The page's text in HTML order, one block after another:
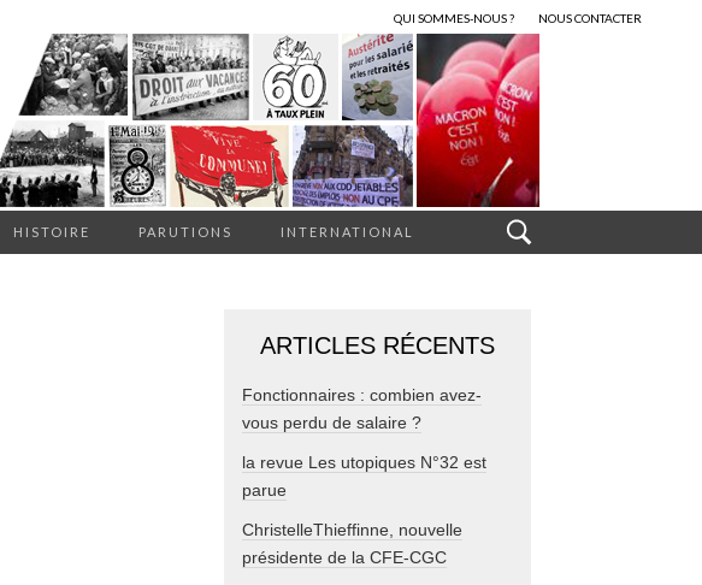
QUI SOMMES-NOUS ? NOUS CONTACTER
HISTOIRE PARUTIONS INTERNATIONAL
ARTICLES RÉCENTS
Fonctionnaires : combien avez-
vous perdu de salaire ?
la revue Les utopiques N°32 est
parue
ChristelleThieffinne, nouvelle
présidente de la CFE-CGC